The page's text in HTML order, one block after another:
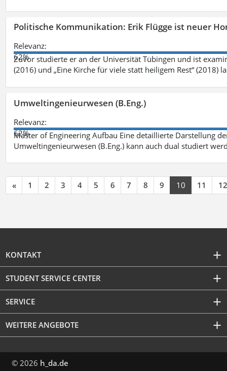
Politische Kommunikation: Erik Flügge ist neuer
Relevanz:
62%
Zuvor studierte er an der Universität Tübingen und ist
(2016) und „Eine Kirche für viele statt heiligem Rest“ (2018)
Umweltingenieurwesen (B.Eng.)
Relevanz:
62%
Master of Engineering Aufbau Eine detaillierte Darstellung
Umweltingenieurwesen (B.Eng.) kann auch dual studiert
« 1 2 3 4 5 6 7 8 9 10 11 12
KONTAKT
STUDENT SERVICE CENTER
SERVICE
WEITERE ANGEBOTE
© 2026 h_da.de